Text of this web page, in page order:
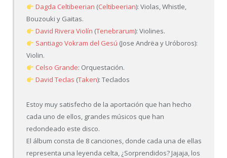
Dagda Celtibeerian (Celtibeerian): Violas, Whistle,
Bouzouki y Gaitas.
David Rivera Violín (Tenebrarum): Violines.
Santiago Vokram del Gesú (Jose Andrëa y Uróboros):
Violin.
Celso Grande: Orquestación.
David Teclas (Taken): Teclados
Estoy muy satisfecho de la aportación que han hecho
cada uno de ellos, grandes músicos que han
redondeado este disco.
El álbum consta de 8 canciones, donde cada una de ellas
representa una leyenda celta, ¿Sorprendidos? Jajaja, los